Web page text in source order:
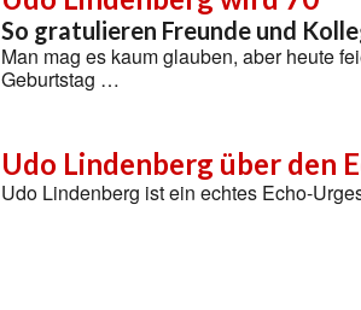
So gratulieren Freunde und
Man mag es kaum glauben, aber heute
Geburtstag …
Udo Lindenberg über den
Udo Lindenberg ist ein echtes Echo-